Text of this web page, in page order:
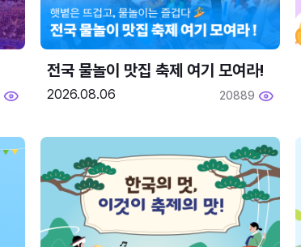
전국 물놀이 맛집 축제 여기 모여라!
2026.08.06 20889